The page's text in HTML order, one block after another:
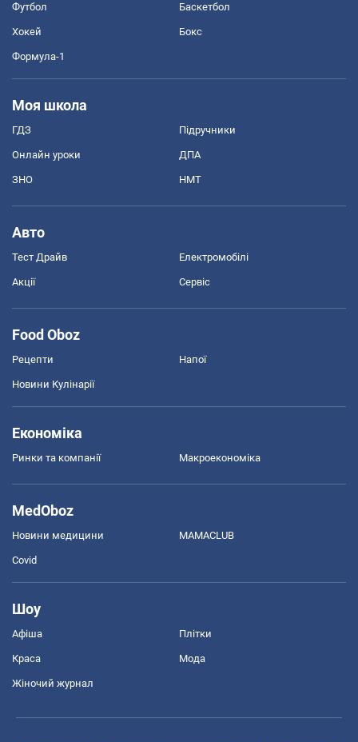
Футбол Баскетбол
Хокей Бокс
Формула-1
Моя школа
ГДЗ Підручники
Онлайн уроки ДПА
ЗНО НМТ
Авто
Тест Драйв Електромобілі
Акції Сервіс
Food Oboz
Рецепти Напої
Новини Кулінарії
Економіка
Ринки та компанії Макроекономіка
MedOboz
Новини медицини MAMACLUB
Covid
Шоу
Афіша Плітки
Краса Мода
Жіночий журнал